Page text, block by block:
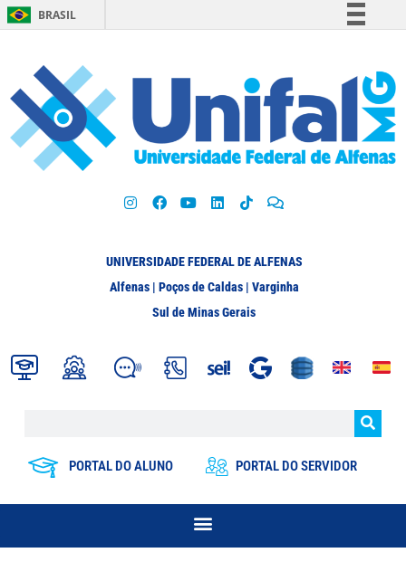
BRASIL
Participe
Acesso à informação
Legislação
UNIVERSIDADE FEDERAL DE ALFENAS
Alfenas | Poços de Caldas | Varginha
Sul de Minas Gerais
PORTAL DO ALUNO PORTAL DO SERVIDOR